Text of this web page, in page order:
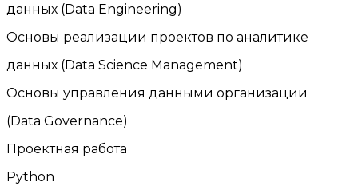
данных (Data Engineering)
Основы реализации проектов по аналитике
данных (Data Science Management)
Основы управления данными организации
(Data Governance)
Проектная работа
Python